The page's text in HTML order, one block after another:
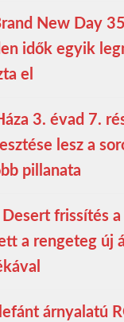
New Day
idők egyik
el
3. évad 7.
lesz a
pillanata
frissítés
a rengeteg új
árnyalatú